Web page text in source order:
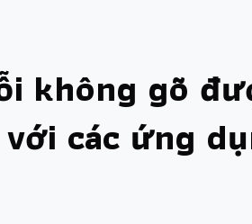
không gõ
các ứng